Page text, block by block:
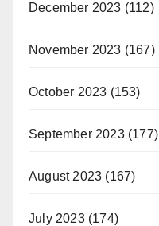
December 2023 (112)
November 2023 (167)
October 2023 (153)
September 2023(177)
August 2023 (167)
July 2023(174)